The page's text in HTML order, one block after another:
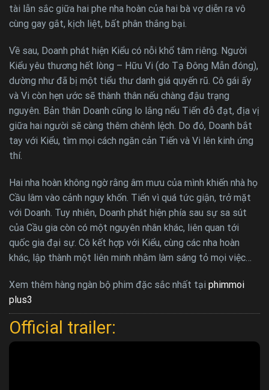
tài lẫn sắc giữa hai phe nha hoàn của hai bà vợ diễn ra vô
cùng gay gắt, kịch liệt, bất phân thắng bại.
Về sau, Doanh phát hiện Kiểu có nỗi khổ tâm riêng. Người
Kiểu yêu thương hết lòng – Hữu Vi (do Tạ Đông Mẫn đóng),
dường như đã bị một tiểu thư danh giá quyến rũ. Cô gái ấy
và Vi còn hẹn ước sẽ thành thân nếu chàng đậu trạng
nguyên. Bản thân Doanh cũng lo lắng nếu Tiến đỗ đạt, địa vị
giữa hai người sẽ càng thêm chênh lệch. Do đó, Doanh bắt
tay với Kiểu, tìm mọi cách ngăn cản Tiến và Vi lên kinh ứng
thí.
Hai nha hoàn không ngờ rằng âm mưu của mình khiến nhà họ
Cầu lâm vào cảnh nguy khốn. Tiến vì quá tức giận, trở mặt
với Doanh. Tuy nhiên, Doanh phát hiện phía sau sự sa sút
của Cầu gia còn có một nguyên nhân khác, liên quan tới
quốc gia đại sự. Cô kết hợp với Kiểu, cùng các nha hoàn
khác, lập thành một liên minh nhằm làm sáng tỏ mọi việc…
Xem thêm hàng ngàn bộ phim đặc sắc nhất tại phimmoi
plus3
Official trailer: